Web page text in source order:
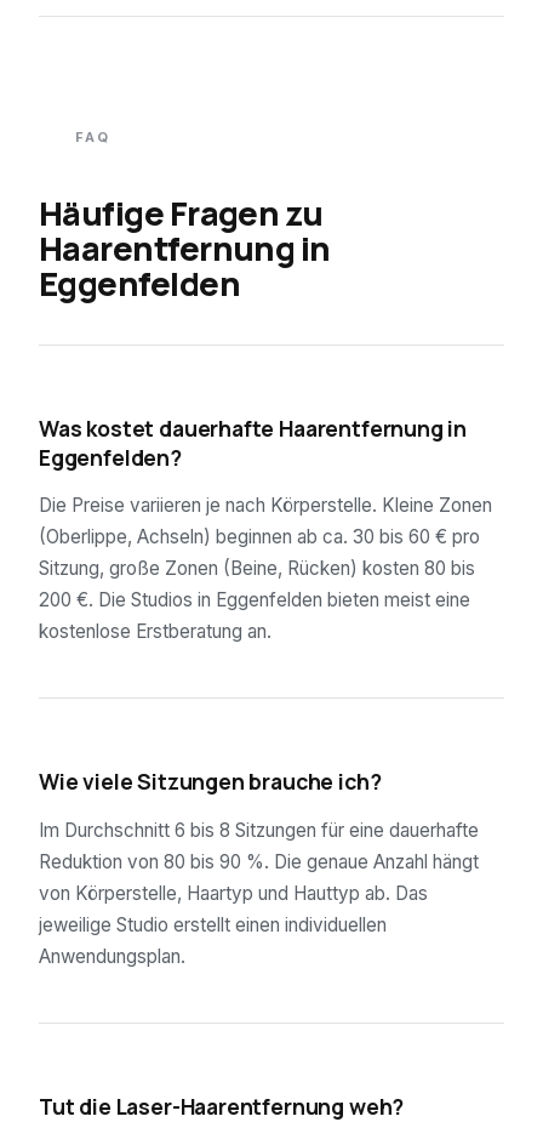
FAQ
Häufige Fragen zu
Haarentfernung in
Eggenfelden
Was kostet dauerhafte Haarentfernung in
Eggenfelden?
Die Preise variieren je nach Körperstelle. Kleine Zonen
(Oberlippe, Achseln) beginnen ab ca. 30 bis 60 € pro
Sitzung, große Zonen (Beine, Rücken) kosten 80 bis
200 €. Die Studios in Eggenfelden bieten meist eine
kostenlose Erstberatung an.
Wie viele Sitzungen brauche ich?
Im Durchschnitt 6 bis 8 Sitzungen für eine dauerhafte
Reduktion von 80 bis 90 %. Die genaue Anzahl hängt
von Körperstelle, Haartyp und Hauttyp ab. Das
jeweilige Studio erstellt einen individuellen
Anwendungsplan.
Tut die Laser-Haarentfernung weh?